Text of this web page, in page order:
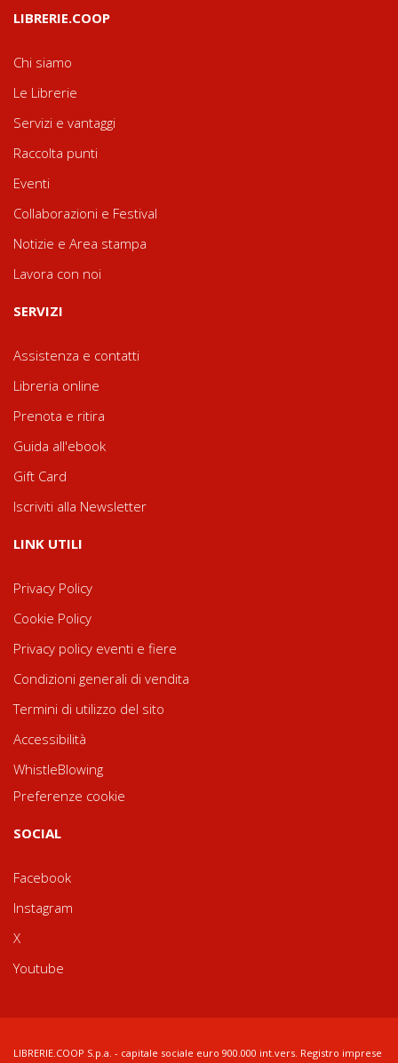
LIBRERIE.COOP
Chi siamo
Le Librerie
Servizi e vantaggi
Raccolta punti
Eventi
Collaborazioni e Festival
Notizie e Area stampa
Lavora con noi
SERVIZI
Assistenza e contatti
Libreria online
Prenota e ritira
Guida all'ebook
Gift Card
Iscriviti alla Newsletter
LINK UTILI
Privacy Policy
Cookie Policy
Privacy policy eventi e fiere
Condizioni generali di vendita
Termini di utilizzo del sito
Accessibilità
WhistleBlowing
Preferenze cookie
SOCIAL
Facebook
Instagram
X
Youtube
LIBRERIE.COOP S.p.a. - capitale sociale euro 900.000 int.vers. Registro imprese